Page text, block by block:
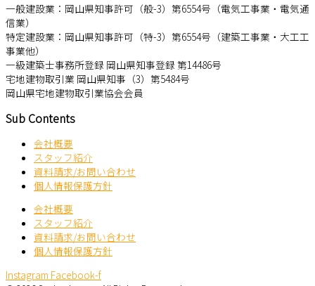
一般建設業：岡山県知事許可（般-3）第6554号（電気工事業・電気通
信業）
特定建設業：岡山県知事許可（特-3）第6554号（建築工事業・大工工
事業他）
一級建築士事務所登録 岡山県知事登録 第14486号
宅地建物取引業 岡山県知事（3）第5484号
岡山県宅地建物取引業協会会員
Sub Contents
会社概要
スタッフ紹介
資料請求/お問い合わせ
個人情報保護方針
会社概要
スタッフ紹介
資料請求/お問い合わせ
個人情報保護方針
Instagram Facebook-f